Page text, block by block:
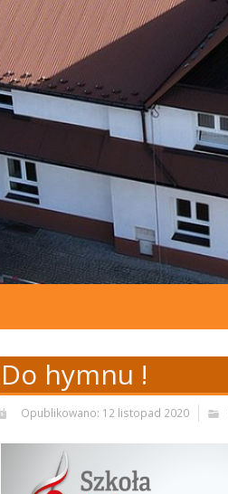
Do hymnu !
Opublikowano: 12 listopad 2020